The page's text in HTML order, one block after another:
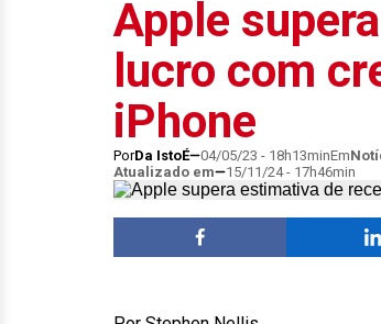
Apple
lucro com
iPhone
PorDa IstoÉ 04/05/23 - 18h13minEm
Atualizado em
15/11/24 - 17h46min